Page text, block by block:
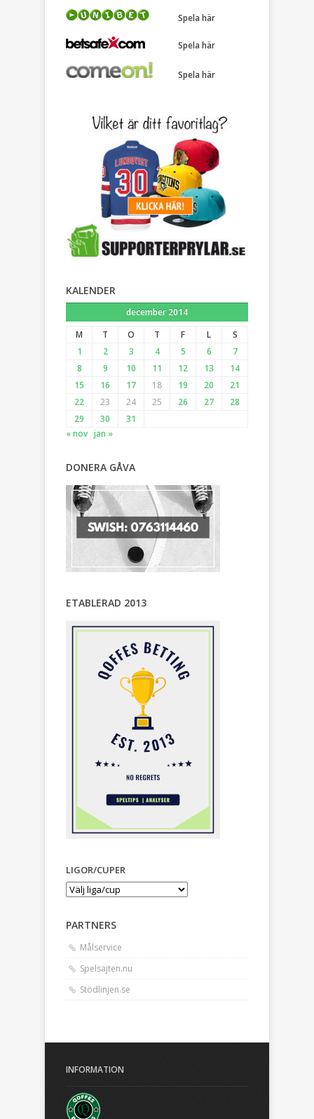
Spela här
Spela här
Spela här
KALENDER
december 2014
M
T O T F L
S
1
2 3 4 5 6
7
8
9 10 11 12 13
14
15
16 17 18 19 20
21
22
23 24 25 26 27
28
29
30
31
« nov jan »
DONERA GÅVA
ETABLERAD 2013
LIGOR/CUPER
PARTNERS
Målservice
Spelsajten.nu
Stödlinjen.se
INFORMATION